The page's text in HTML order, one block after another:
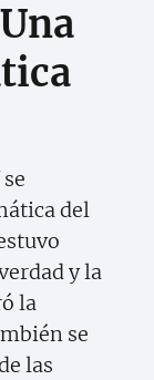
del
y la
la
se
las